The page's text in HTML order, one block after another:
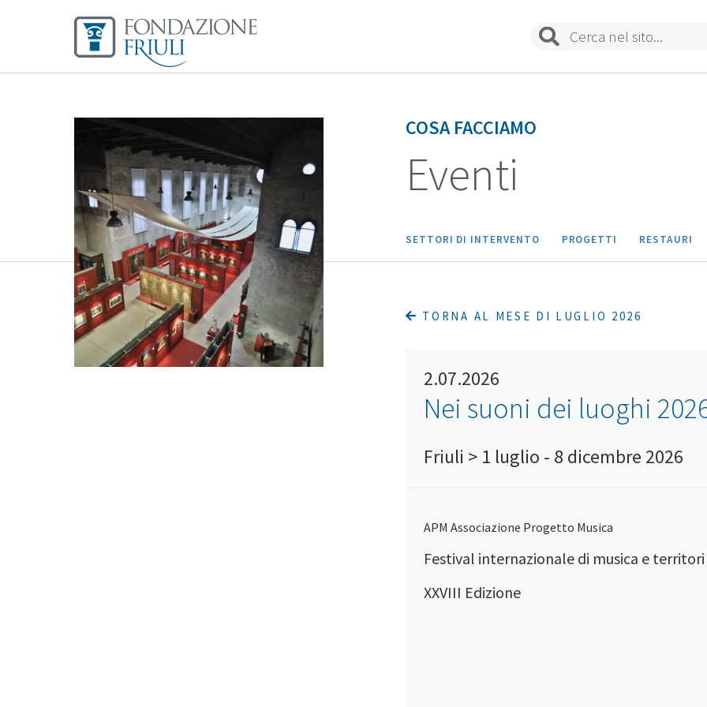
COSA FACCIAMO
Eventi
SETTORI DI INTERVENTO PROGETTI RESTAURI
TORNA AL MESE DI LUGLIO 2026
2.07.2026
Nei suoni dei luoghi
Friuli > 1 luglio - 8 dicembre 2026
APM Associazione Progetto Musica
Festival internazionale di musica e territori
XXVIII Edizione